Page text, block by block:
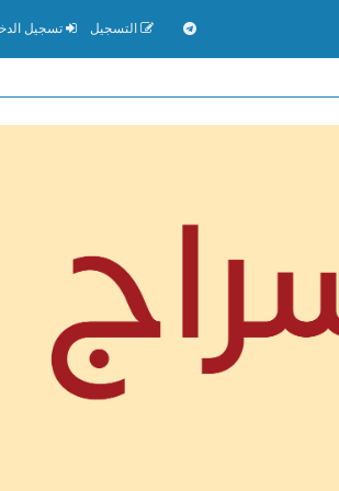
التسجيل تسجيل